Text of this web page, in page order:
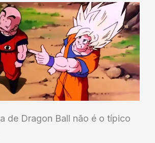
de Dragon Ball não é o típico